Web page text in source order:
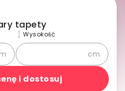
tapety
Wysokość
cm
i dostosuj